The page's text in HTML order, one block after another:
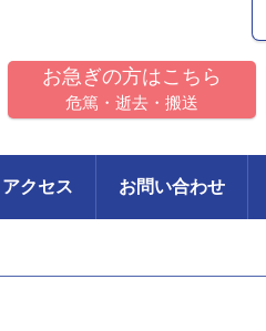
お急ぎの方はこちら
危篤・逝去・搬送
アクセス お問い合わせ